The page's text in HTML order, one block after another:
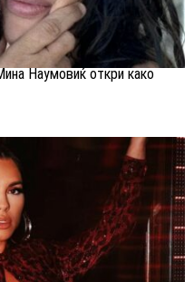
Наумовиќ откри како